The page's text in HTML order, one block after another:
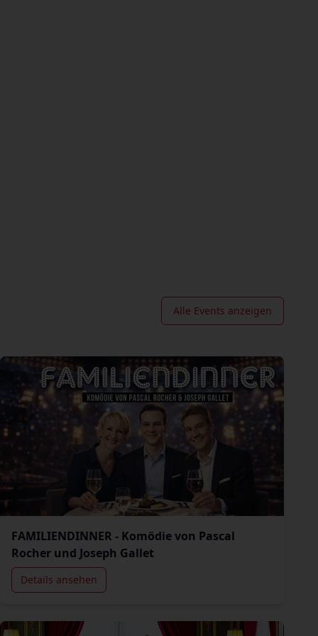
Alle Events anzeigen
FAMILIENDINNER - Komödie von Pascal
Rocher und Joseph Gallet
Details ansehen